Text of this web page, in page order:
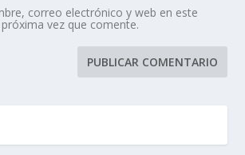
correo electrónico y web en este
vez que comente.